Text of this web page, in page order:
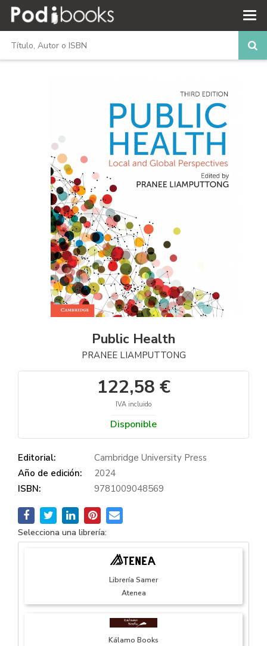
Public Health
PRANEE LIAMPUTTONG
122,58 €
IVA incluido
Disponible
Editorial:
Cambridge University Press
Año de edición:
2024
ISBN:
9781009048569
Selecciona una librería:
Librería Samer
Atenea
Kálamo Books